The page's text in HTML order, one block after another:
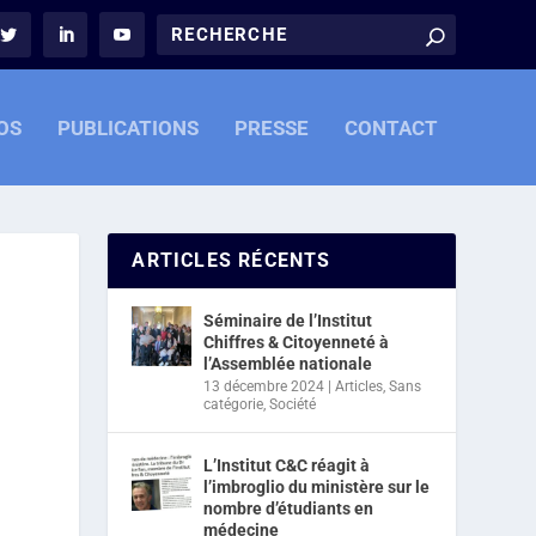
PUBLICATIONS PRESSE CONTACT
ARTICLES RÉCENTS
Séminaire de l’Institut
Chiffres & Citoyenneté à
l’Assemblée nationale
13 décembre 2024 |Articles,Sans
catégorie,Société
L’Institut C&C réagit à
l’imbroglio du ministère sur le
nombre d’étudiants en
médecine